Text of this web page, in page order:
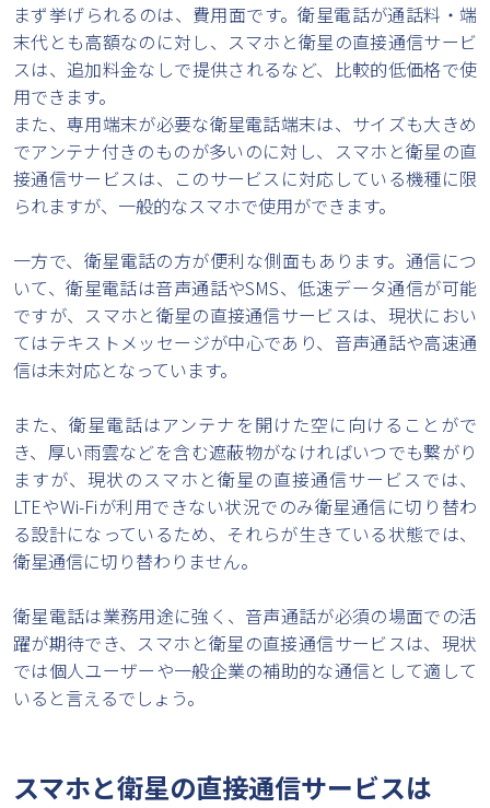
まず挙げられるのは、費用面です。衛星電話が通話料・端
末代とも高額なのに対し、スマホと衛星の直接通信サービ
スは、追加料金なしで提供されるなど、比較的低価格で使
用できます。
また、専用端末が必要な衛星電話端末は、サイズも大きめ
でアンテナ付きのものが多いのに対し、スマホと衛星の直
接通信サービスは、このサービスに対応している機種に限
られますが、一般的なスマホで使用ができます。
一方で、衛星電話の方が便利な側面もあります。通信につ
いて、衛星電話は音声通話やSMS、低速データ通信が可能
ですが、スマホと衛星の直接通信サービスは、現状におい
てはテキストメッセージが中心であり、音声通話や高速通
信は未対応となっています。
また、衛星電話はアンテナを開けた空に向けることがで
き、厚い雨雲などを含む遮蔽物がなければいつでも繋がり
ますが、現状のスマホと衛星の直接通信サービスでは、
LTEやWi-Fiが利用できない状況でのみ衛星通信に切り替わ
る設計になっているため、それらが生きている状態では、
衛星通信に切り替わりません。
衛星電話は業務用途に強く、音声通話が必須の場面での活
躍が期待でき、スマホと衛星の直接通信サービスは、現状
では個人ユーザーや一般企業の補助的な通信として適して
いると言えるでしょう。
スマホと衛星の直接通信サービスは